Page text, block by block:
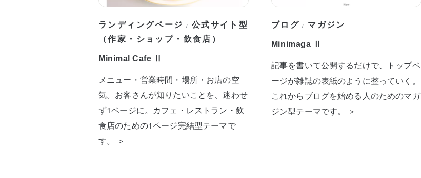
ランディングページ / 公式サイト型
（作家・ショップ・飲食店）
Minimal Cafe Ⅱ
メニュー・営業時間・場所・お店の空
気。お客さんが知りたいことを、迷わせ
ず1ページに。カフェ・レストラン・飲
食店のための1ページ完結型テーマで
す。 ＞
ブログ / マガジン
Minimaga Ⅱ
記事を書いて公開するだけで、トップペ
ージが雑誌の表紙のように整っていく。
これからブログを始める人のためのマガ
ジン型テーマです。 ＞